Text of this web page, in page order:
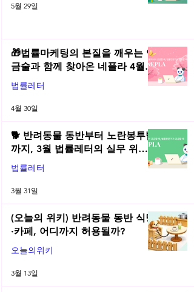
5월 29일
🎁법률마케팅의 본질을 깨우는 연
금술과 함께 찾아온 네플라 4월
법률레터
법률레터
4월 30일
🐕 반려동물 동반부터 노란봉투법
까지, 3월 법률레터의 실무 위키
총정리! | 2026년 3월 네플라 법률
레터
법률레터
3월 31일
(오늘의 위키) 반려동물 동반 식당
·카페, 어디까지 허용될까?
오늘의위키
3월 13일